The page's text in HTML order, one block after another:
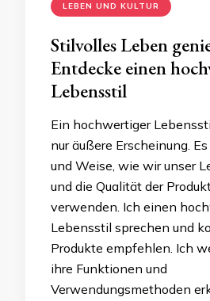
LEBEN UND KULTUR
Stilvolles Leben
Entdecke einen
Lebensstil
Ein hochwertiger
nur äußere Erscheinung.
und Weise, wie wir unser
und die Qualität der
verwenden. Ich einen
Lebensstil sprechen und
Produkte empfehlen. Ich
ihre Funktionen und
Verwendungsmethoden